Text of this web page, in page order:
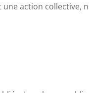
action collective,